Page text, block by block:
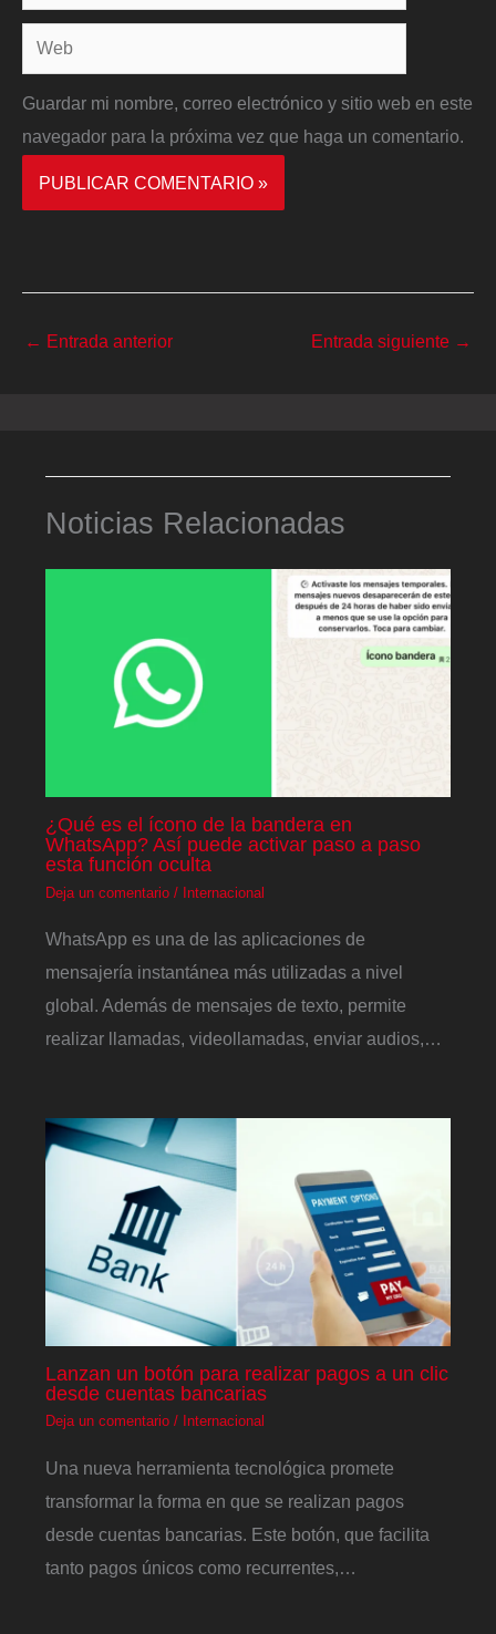
electrónico*
Web
Guardar mi nombre, correo electrónico y sitio web en este
navegador para la próxima vez que haga un comentario.
← Entrada anterior Entrada siguiente →
Noticias Relacionadas
¿Qué es el ícono de la bandera en
WhatsApp? Así puede activar paso a paso
esta función oculta
Deja un comentario / Internacional
WhatsApp es una de las aplicaciones de
mensajería instantánea más utilizadas a nivel
global. Además de mensajes de texto, permite
realizar llamadas, videollamadas, enviar audios,…
Lanzan un botón para realizar pagos a un clic
desde cuentas bancarias
Deja un comentario / Internacional
Una nueva herramienta tecnológica promete
transformar la forma en que se realizan pagos
desde cuentas bancarias. Este botón, que facilita
tanto pagos únicos como recurrentes,…